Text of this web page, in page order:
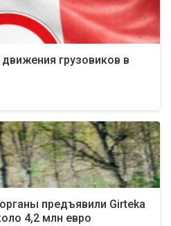
грузовиков в
предъявили Girteka
4,2 млн евро